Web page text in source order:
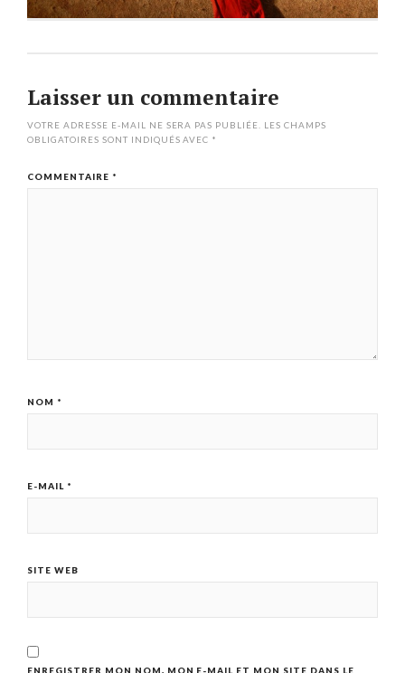
Laisser un commentaire
VOTRE ADRESSE E-MAIL NE SERA PAS PUBLIÉE.
LES CHAMPS
OBLIGATOIRES SONT INDIQUÉS AVEC *
COMMENTAIRE *
NOM *
E-MAIL *
SITE WEB
ENREGISTRER MON NOM, MON E-MAIL ET MON SITE DANS LE